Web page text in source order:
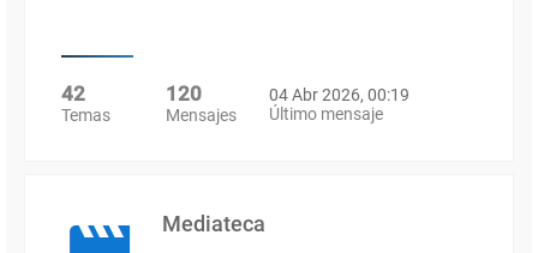
42
Temas
120
Mensajes
04 Abr 2026, 00:19
Último mensaje
Mediateca